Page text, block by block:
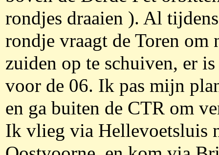
rondjes draaien ). Al
rondje vraagt de Toren om
zuiden op te schuiven, er
voor de 06. Ik pas mijn
en ga buiten de CTR om
Ik vlieg via Hellevoetsluis